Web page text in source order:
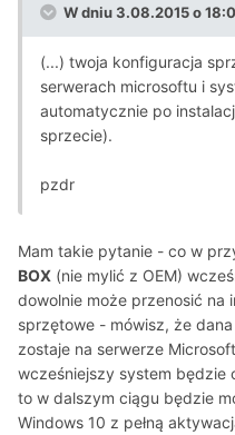
W dniu 3.08.2015 o
(...) twoja konfiguracja
serwerach microsoftu i
automatycznie po
sprzecie).
pzdr
Mam takie pytanie - co w
BOX (nie mylić z OEM)
dowolnie może przenosić na
sprzętowe - mówisz, że
zostaje na serwerze
wcześniejszy system będzie
to w dalszym ciągu będzie
Windows 10 z pełną